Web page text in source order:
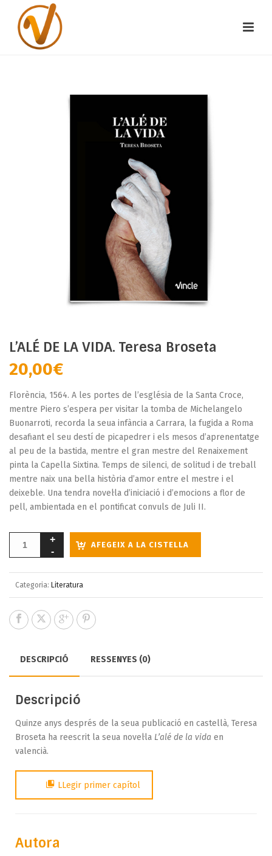
L’ALÉ DE LA VIDA. Teresa Broseta
20,00€
Florència, 1564. A les portes de l’església de la Santa Croce,
mentre Piero s’espera per visitar la tomba de Michelangelo
Buonarroti, recorda la seua infància a Carrara, la fugida a Roma
desafiant el seu destí de picapedrer i els mesos d’aprenentatge
al peu de la bastida, mentre el gran mestre del Renaixement
pinta la Capella Sixtina. Temps de silenci, de solitud i de treball
mentre naix una bella història d’amor entre el mestre i el
deixeble. Una tendra novel·la d’iniciació i d’emocions a flor de
pell, ambientada en el pontificat convuls de Juli II.
AFEGEIX A LA CISTELLA
Categoria: Literatura
DESCRIPCIÓ RESSENYES (0)
Descripció
Quinze anys després de la seua publicació en castellà, Teresa
Broseta ha reescrit la seua novel·la L’alé de la vida en
valencià.
LLegir primer capítol
Autora